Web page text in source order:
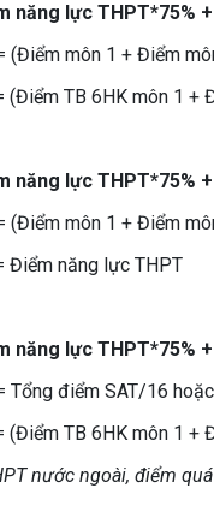
năng lực THPT*75%
(Điểm môn 1 + Điểm
(Điểm TB 6HK môn 1 +
năng lực THPT*75%
(Điểm môn 1 + Điểm
Điểm năng lực THPT
năng lực THPT*75%
Tổng điểm SAT/16
(Điểm TB 6HK môn 1 +
nước ngoài, điểm